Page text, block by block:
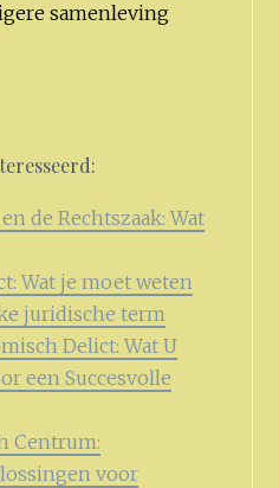
samenleving
de Rechtszaak: Wat
Wat je moet weten
juridische term
Delict: Wat U
een Succesvolle
Centrum:
voor